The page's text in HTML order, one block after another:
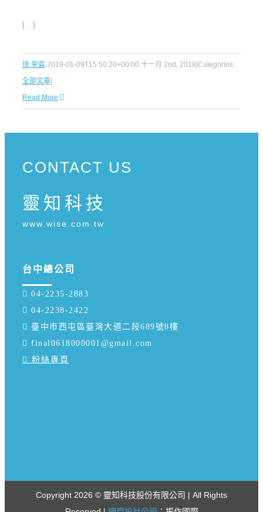
[…]
徐 崇淼 2019-01-09T15:50:20+00:00 十一月 2nd, 2018|Categories:
全部文章|
Read More
CONTACT US
靈知科技
www.wise.com.tw
台中總公司
 04-2235-2883
 04-2238-2422
 臺中市西屯區臺灣大道二段689號8樓
 final0618000001@gmail.com
 粉絲專頁
Copyright 2026 © 靈知科技股份有限公司 | All Rights